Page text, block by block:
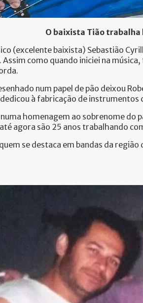
O baixista Tião trabalha
(excelente baixista) Sebastião
como quando iniciei na
num papel de pão deixou
à fabricação de
homenagem ao sobrenome do
agora são 25 anos trabalhando
se destaca em bandas da